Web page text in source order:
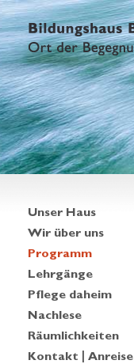
Unser Haus
Wir über uns
Programm
Lehrgänge
Pflege daheim
Nachlese
Räumlichkeiten
Kontakt | Anreise